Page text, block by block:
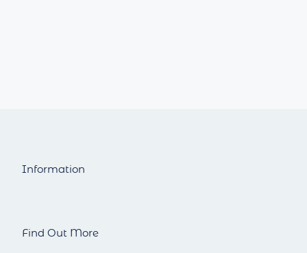
Information
Find Out More